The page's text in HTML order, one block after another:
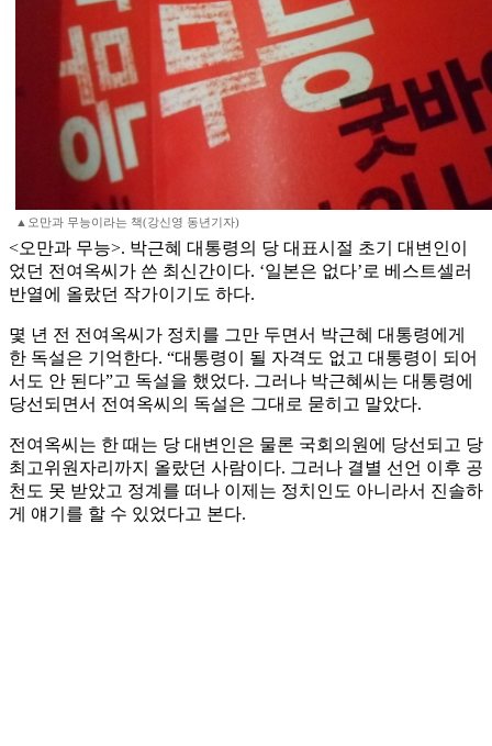
▲오만과 무능이라는 책(강신영 동년기자)
<오만과 무능>. 박근혜 대통령의 당 대표시절 초기 대변인이
었던 전여옥씨가 쓴 최신간이다. ‘일본은 없다’로 베스트셀러
반열에 올랐던 작가이기도 하다.
몇 년 전 전여옥씨가 정치를 그만 두면서 박근혜 대통령에게
한 독설은 기억한다. “대통령이 될 자격도 없고 대통령이 되어
서도 안 된다”고 독설을 했었다. 그러나 박근혜씨는 대통령에
당선되면서 전여옥씨의 독설은 그대로 묻히고 말았다.
전여옥씨는 한 때는 당 대변인은 물론 국회의원에 당선되고 당
최고위원자리까지 올랐던 사람이다. 그러나 결별 선언 이후 공
천도 못 받았고 정계를 떠나 이제는 정치인도 아니라서 진솔하
게 얘기를 할 수 있었다고 본다.